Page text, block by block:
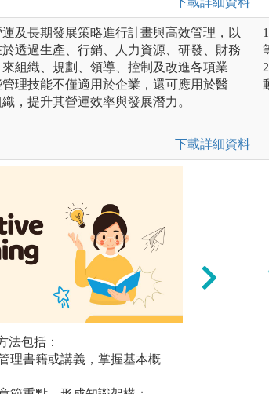
及長期發展策略進行計畫與高效管理，以
透過生產、行銷、人力資源、研發、財務
組織、規劃、領導、控制及改進各項業
理技能不僅適用於企業，還可應用於醫
，提升其營運效率與發展潛力。
下載詳細資料
法包括：
理書籍或講義，掌握基本概